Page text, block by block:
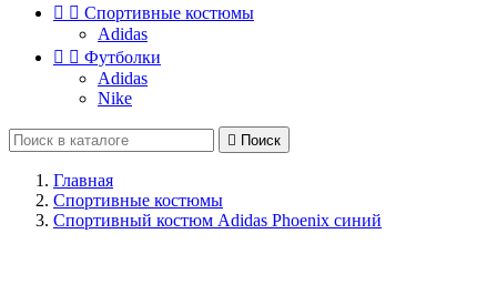
  Спортивные костюмы
Adidas
  Футболки
Adidas
Nike
 Поиск
Главная
Спортивные костюмы
Спортивный костюм Adidas Phoenix синий